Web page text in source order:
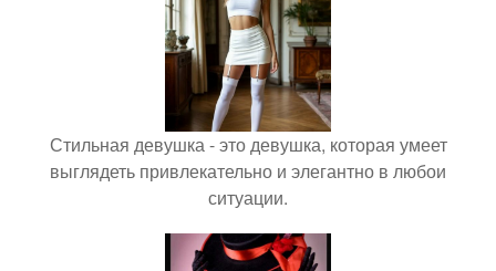
Стильная девушка - это девушка, которая умеет
выглядеть привлекательно и элегантно в любои
ситуации.